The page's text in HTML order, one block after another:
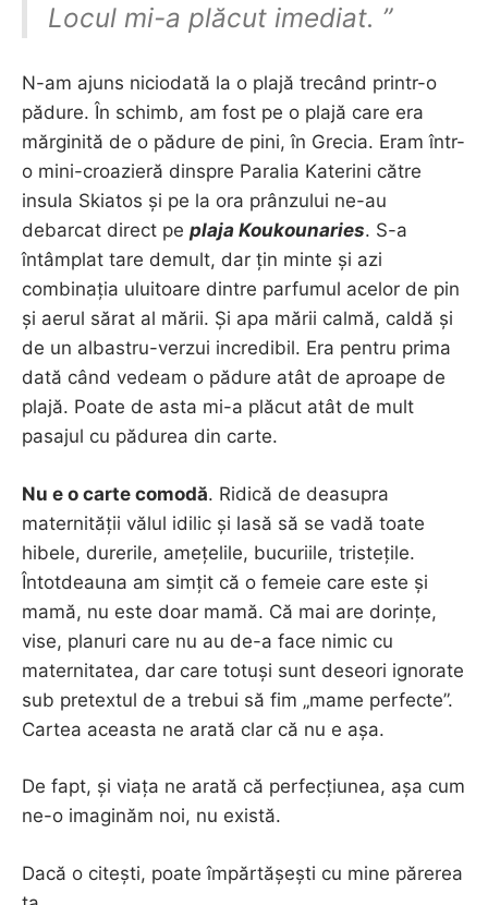
Locul mi-a plăcut imediat. ”
N-am ajuns niciodată la o plajă trecând printr-o
pădure. În schimb, am fost pe o plajă care era
mărginită de o pădure de pini, în Grecia. Eram într-
o mini-croazieră dinspre Paralia Katerini către
insula Skiatos și pe la ora prânzului ne-au
debarcat direct pe plaja Koukounaries. S-a
întâmplat tare demult, dar țin minte și azi
combinația uluitoare dintre parfumul acelor de pin
și aerul sărat al mării. Și apa mării calmă, caldă și
de un albastru-verzui incredibil. Era pentru prima
dată când vedeam o pădure atât de aproape de
plajă. Poate de asta mi-a plăcut atât de mult
pasajul cu pădurea din carte.
Nu e o carte comodă. Ridică de deasupra
maternității vălul idilic și lasă să se vadă toate
hibele, durerile, amețelile, bucuriile, tristețile.
Întotdeauna am simțit că o femeie care este și
mamă, nu este doar mamă. Că mai are dorințe,
vise, planuri care nu au de-a face nimic cu
maternitatea, dar care totuși sunt deseori ignorate
sub pretextul de a trebui să fim „mame perfecte”.
Cartea aceasta ne arată clar că nu e așa.
De fapt, și viața ne arată că perfecțiunea, așa cum
ne-o imaginăm noi, nu există.
Dacă o citești, poate împărtășești cu mine părerea